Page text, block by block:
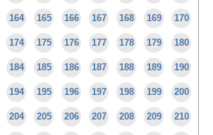
164 165 166 167 168 169 170
174 175 176 177 178 179 180
184 185 186 187 188 189 190
194 195 196 197 198 199 200
204 205 206 207 208 209 210